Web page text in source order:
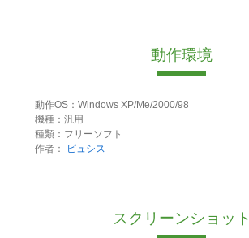
動作環境
動作OS：Windows XP/Me/2000/98
機種：汎用
種類：フリーソフト
作者：
ピュシス
スクリーンショット